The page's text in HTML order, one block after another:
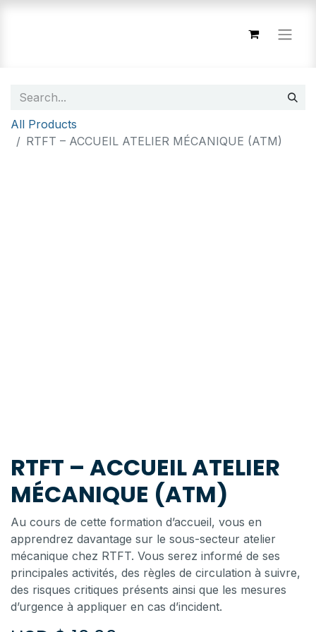
All Products
RTFT – ACCUEIL ATELIER MÉCANIQUE (ATM)
RTFT – ACCUEIL ATELIER
MÉCANIQUE (ATM)
Au cours de cette formation d’accueil, vous en
apprendrez davantage sur le sous-secteur atelier
mécanique chez RTFT. Vous serez informé de ses
principales activités, des règles de circulation à suivre,
des risques critiques présents ainsi que les mesures
d’urgence à appliquer en cas d’incident.